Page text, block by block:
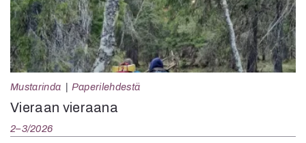
Mustarinda Paperilehdestä
Vieraan vieraana
2–3/2026